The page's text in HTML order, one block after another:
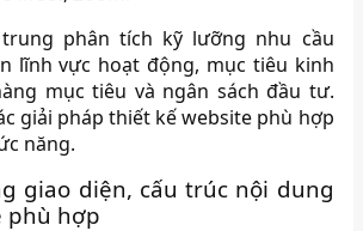
phân tích kỹ lưỡng nhu cầu
lĩnh vực hoạt động, mục tiêu kinh
mục tiêu và ngân sách đầu tư.
giải pháp thiết kế website phù hợp
năng.
giao diện, cấu trúc nội dung
phù hợp